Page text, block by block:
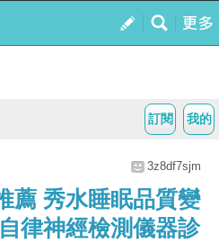
我的
訂閱
3z8df7sjm
薦 秀水睡眠品質變
律神經檢測儀器診